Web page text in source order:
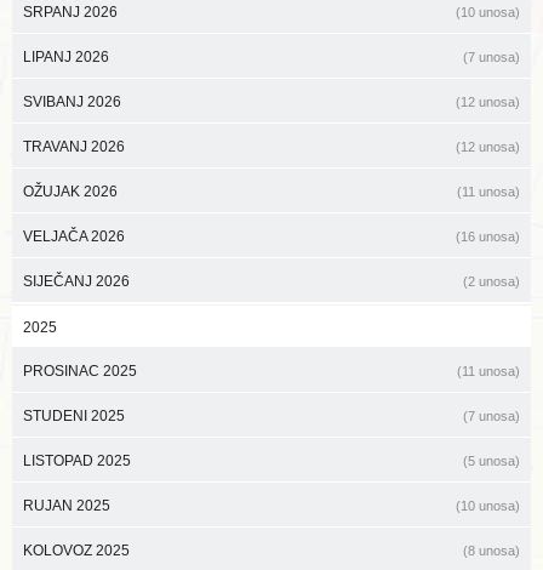
SRPANJ 2026 (10 unosa)
LIPANJ 2026 (7 unosa)
SVIBANJ 2026 (12 unosa)
TRAVANJ 2026 (12 unosa)
OŽUJAK 2026 (11 unosa)
VELJAČA 2026 (16 unosa)
SIJEČANJ 2026 (2 unosa)
2025
PROSINAC 2025 (11 unosa)
STUDENI 2025 (7 unosa)
LISTOPAD 2025 (5 unosa)
RUJAN 2025 (10 unosa)
KOLOVOZ 2025 (8 unosa)